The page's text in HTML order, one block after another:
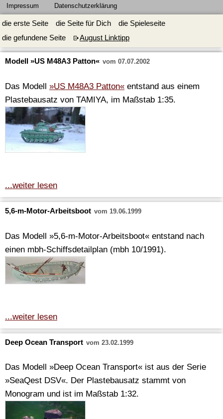
Impressum Datenschutzerklärung
die erste Seite die Seite für Dich
die Spieleseite
die gefundene Seite
August Linktipp
Modell »US M48A3 Patton« vom 07.07.2002
Das Modell »US M48A3 Patton« entstand aus einem
Plastebausatz von TAMIYA, im Maßstab 1:35.
...weiter lesen
5,6-m-Motor-Arbeitsboot vom 19.06.1999
Das Modell »5,6-m-Motor-Arbeitsboot« entstand nach
einen mbh-Schiffsdetailplan (mbh 10/1991).
...weiter lesen
Deep Ocean Transport vom 23.02.1999
Das Modell »Deep Ocean Transport« ist aus der Serie
»SeaQest DSV«. Der Plastebausatz stammt von
Monogram und ist im Maßstab 1:32.